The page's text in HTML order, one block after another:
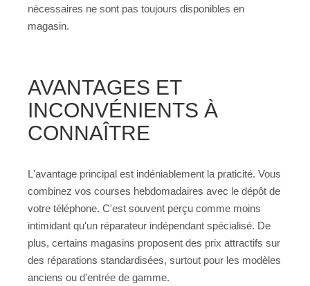
nécessaires ne sont pas toujours disponibles en
magasin.
AVANTAGES ET
INCONVÉNIENTS À
CONNAÎTRE
L'avantage principal est indéniablement la praticité. Vous
combinez vos courses hebdomadaires avec le dépôt de
votre téléphone. C'est souvent perçu comme moins
intimidant qu'un réparateur indépendant spécialisé. De
plus, certains magasins proposent des prix attractifs sur
des réparations standardisées, surtout pour les modèles
anciens ou d'entrée de gamme.